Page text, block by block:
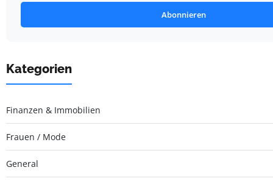
Abonnieren
Kategorien
Finanzen & Immobilien
Frauen / Mode
General